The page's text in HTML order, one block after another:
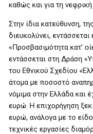
καθώς και για τη
Στην ίδια κατεύθυνση,
διευκολύνει,
«Προσβασιμότητα κατ’
εντάσσεται στη Δράση
του Εθνικού Σχεδίου
άτομα με ποσοστό
νόμιμα στην Ελλάδα και
ευρώ. Η επιχορήγηση
ευρώ, ανάλογα με το
τεχνικές εργασίες